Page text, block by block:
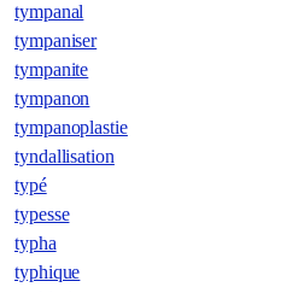
tympanal
tympaniser
tympanite
tympanon
tympanoplastie
tyndallisation
typé
typesse
typha
typhique